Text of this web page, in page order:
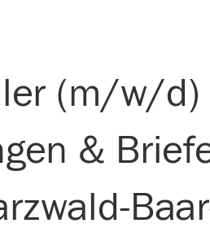
(m/w/
&